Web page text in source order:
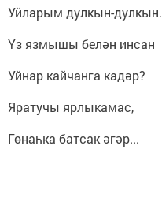
Уйларым дулкын-дулкын.
Үз язмышы белән инсан
Уйнар кайчанга кадәр?
Яратучы ярлыкамас,
Гөнаһка батсак әгәр...